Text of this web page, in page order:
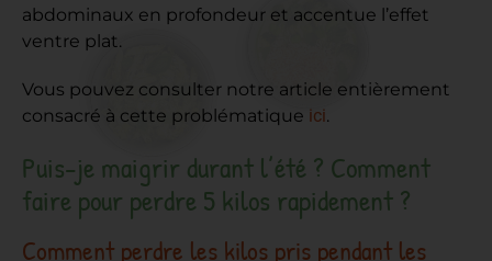
abdominaux en profondeur et accentue l’effet
ventre plat.
Vous pouvez consulter notre article entièrement
consacré à cette problématique ici.
Puis-je maigrir durant l’été ? Comment
faire pour perdre 5 kilos rapidement ?
Comment perdre les kilos pris pendant les